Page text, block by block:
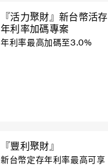
『活力聚財 』 新台幣活存
年利率加碼專案
年利率最高加碼至3.0%
『豐利聚財』
新台幣定存年利率最高可享